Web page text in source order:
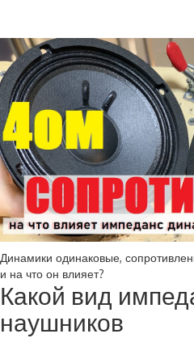
Динамики одинаковые,
и на что он влияет?
Какой вид
наушников